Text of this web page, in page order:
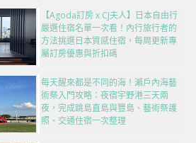
【Agoda訂房 x CJ夫人】日本自由行
嚴選住宿名單一次看！內行旅行者的
方法挑選日本質感住宿，每周更新專
屬訂房優惠與折扣碼
每天醒來都是不同的海！瀨戶內海藝
術祭入門攻略：夜宿宇野港三天兩
夜，完成跳島直島與豐島、藝術祭護
照、交通住宿一次整理